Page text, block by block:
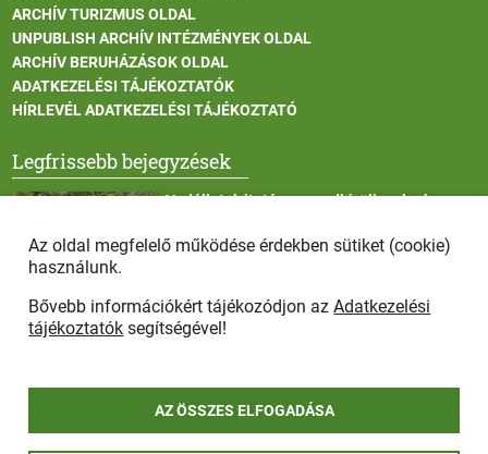
ARCHÍV TURIZMUS OLDAL
UNPUBLISH ARCHÍV INTÉZMÉNYEK OLDAL
ARCHÍV BERUHÁZÁSOK OLDAL
ADATKEZELÉSI TÁJÉKOZTATÓK
HÍRLEVÉL ADATKEZELÉSI TÁJÉKOZTATÓ
Legfrissebb bejegyzések
Vadállatok itatása a rendkívüli melegben
Afrikai sertéspestis - kérések a lakosság felé
Az oldal megfelelő működése érdekben sütiket (cookie)
használunk.
Bővebb információkért tájékozódjon azAdatkezelési
tájékoztatók segítségével!
AZ ÖSSZES ELFOGADÁSA